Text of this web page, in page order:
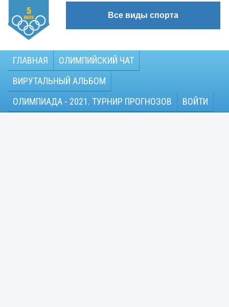
Все виды спорта
ГЛАВНАЯ
ОЛИМПИЙСКИЙ ЧАТ
ВИРУТАЛЬНЫЙ АЛЬБОМ
ОЛИМПИАДА - 2021. ТУРНИР ПРОГНОЗОВ
ВОЙТИ